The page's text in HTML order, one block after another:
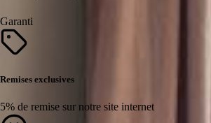
Garanti
Remises exclusives
5% de remise sur notre site internet